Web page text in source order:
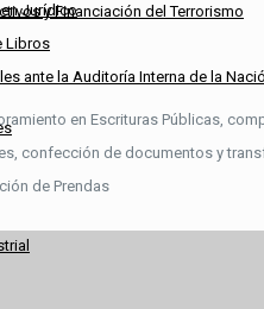
y Financiación del Terrorismo
Jurídico
Libros
ante la Auditoría Interna de la
en Escrituras Públicas,
confección de documentos y
de Prendas